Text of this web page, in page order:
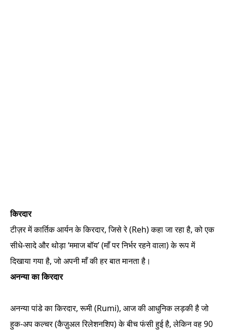
किरदार
टीज़र में कार्तिक आर्यन के किरदार, जिसे रे (Reh) कहा जा रहा है, को एक
सीधे-सादे और थोड़ा ‘ममाज बॉय’ (माँ पर निर्भर रहने वाला) के रूप में
दिखाया गया है, जो अपनी माँ की हर बात मानता है।
अनन्या का किरदार
अनन्या पांडे का किरदार, रूमी (Rumi), आज की आधुनिक लड़की है जो
हुक-अप कल्चर (कैज़ुअल रिलेशनशिप) के बीच फंसी हुई है, लेकिन वह 90